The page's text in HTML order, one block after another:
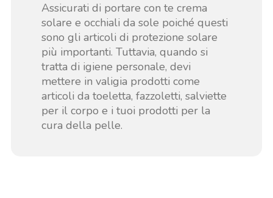
Assicurati di portare con te crema
solare e occhiali da sole poiché questi
sono gli articoli di protezione solare
più importanti. Tuttavia, quando si
tratta di igiene personale, devi
mettere in valigia prodotti come
articoli da toeletta, fazzoletti, salviette
per il corpo e i tuoi prodotti per la
cura della pelle.